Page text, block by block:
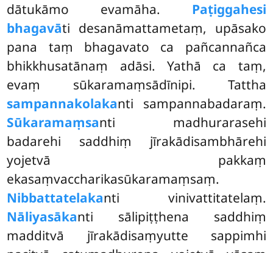
dātukāmo evamāha. Paṭiggahesi
bhagavāti desanāmattametaṃ, upāsako
pana taṃ bhagavato ca pañcannañca
bhikkhusatānaṃ adāsi. Yathā ca taṃ,
evaṃ sūkaramaṃsādīnipi. Tattha
sampannakolakanti sampannabadaraṃ.
Sūkaramaṃsanti madhurarasehi
badarehi saddhiṃ jīrakādisambhārehi
yojetvā pakkaṃ
ekasaṃvaccharikasūkaramaṃsaṃ.
Nibbattatelakanti vinivattitatelaṃ.
Nāliyasākanti sālipiṭṭhena saddhiṃ
madditvā jīrakādisaṃyutte sappimhi